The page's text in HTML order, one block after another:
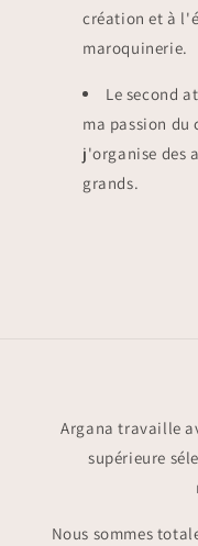
création et à
maroquinerie.
Le second
ma passion du
j'organise des
grands.
Argana travaille
supérieure
Nous sommes